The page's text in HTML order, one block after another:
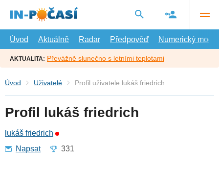
hlavní
Úvod
Aktuálně Radar Předpověď Numerický model
AKTUALITA: Převážně slunečno s letními teplotami
Úvod Uživatelé Profil uživatele lukáš friedrich
Profil lukáš friedrich
lukáš friedrich
Napsat
331